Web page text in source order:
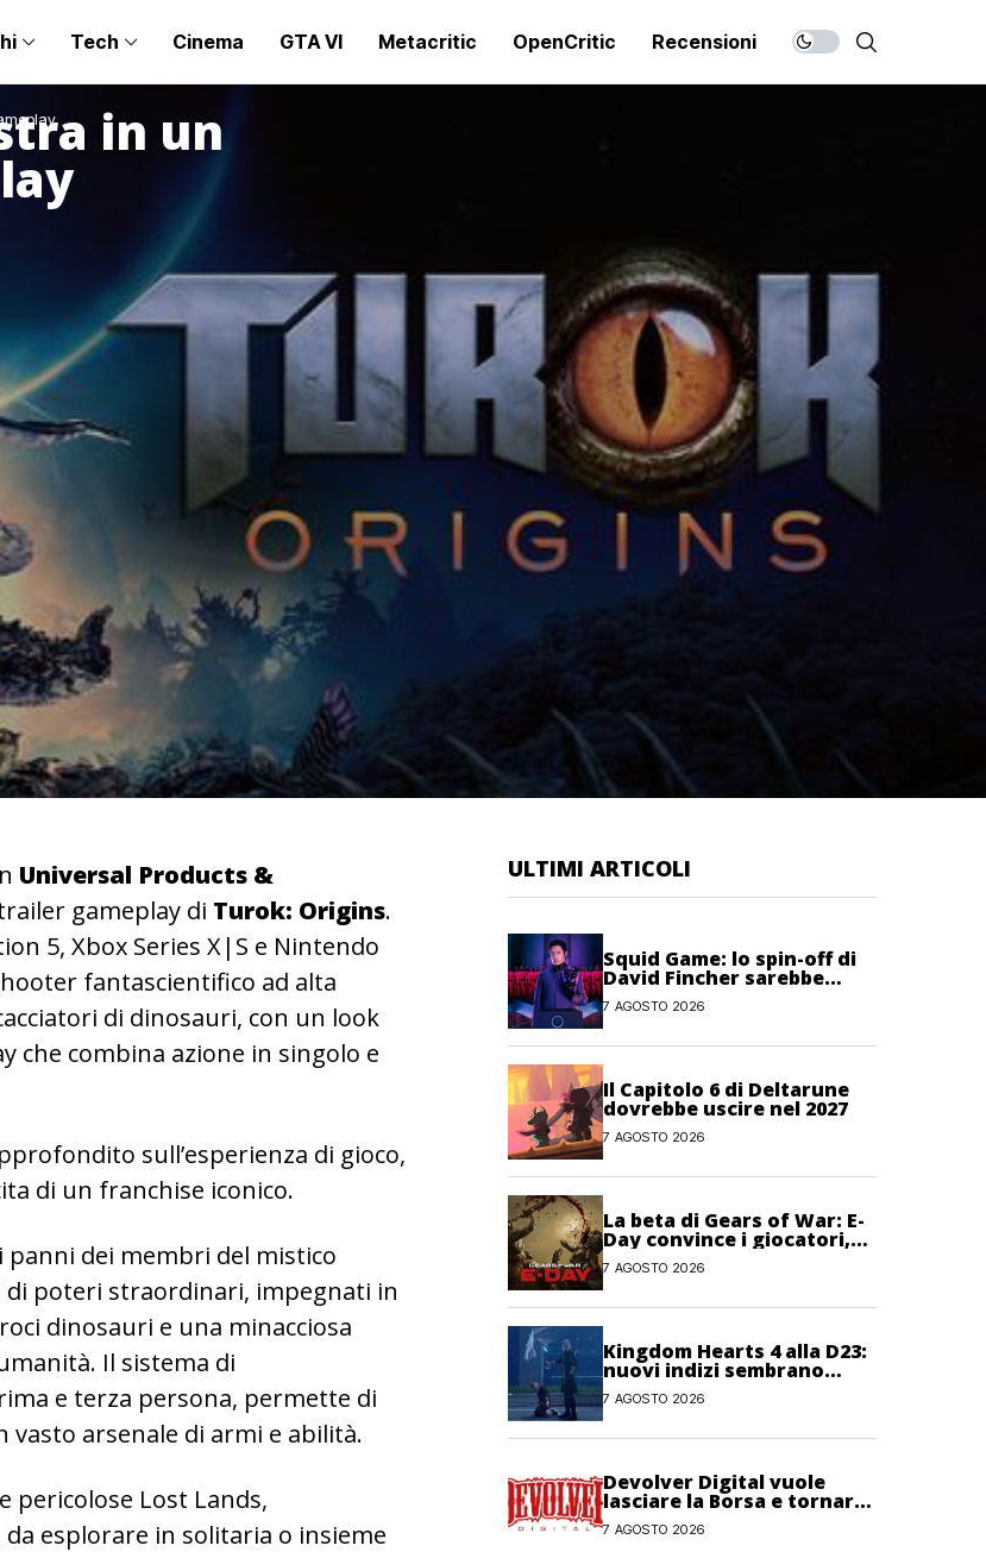
Tech Cinema GTA VI Metacritic OpenCritic Recensioni
in un
Universal Products &
gameplay di Turok: Origins.
5, Xbox Series X|S e Nintendo
fantascientifico ad alta
di dinosauri, con un look
che combina azione in singolo e
sull’esperienza di gioco,
di un franchise iconico.
dei membri del mistico
poteri straordinari, impegnati in
dinosauri e una minacciosa
Il sistema di
e terza persona, permette di
vasto arsenale di armi e abilità.
pericolose Lost Lands,
esplorare in solitaria o insieme
ULTIMI ARTICOLI
Squid Game: lo spin-off di
David Fincher sarebbe
stato cancellato da Netflix
7 AGOSTO 2026
Il Capitolo 6 di Deltarune
dovrebbe uscire nel 2027
7 AGOSTO 2026
La beta di Gears of War: E-
Day convince i giocatori,
anche se non pienamente
7 AGOSTO 2026
Kingdom Hearts 4 alla D23:
nuovi indizi sembrano
confermare la presenza del
gioco
7 AGOSTO 2026
Devolver Digital vuole
lasciare la Borsa e tornare
privata
7 AGOSTO 2026